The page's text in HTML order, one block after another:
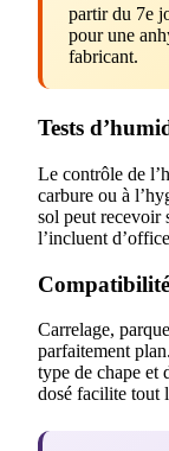
partir du 7e
pour une
fabricant.
Tests
Le contrôle de
carbure ou à
sol peut recevoir
l’incluent
Carrelage,
parfaitement
type de chape et
dosé facilite tout